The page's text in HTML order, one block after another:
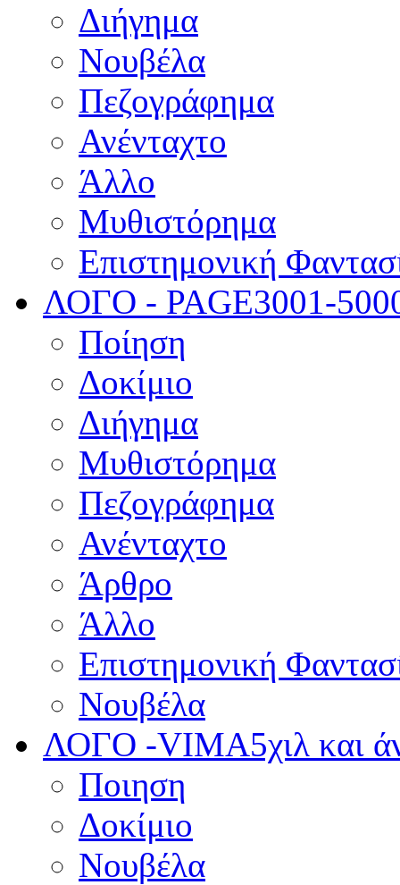
Διήγημα
Νουβέλα
Πεζογράφημα
Ανένταχτο
Άλλο
Μυθιστόρημα
Επιστημονική
ΛΟΓΟ - PAGE3001-
Ποίηση
Δοκίμιο
Διήγημα
Μυθιστόρημα
Πεζογράφημα
Ανένταχτο
Άρθρο
Άλλο
Επιστημονική
Νουβέλα
ΛΟΓΟ -VIMA5χιλ και
Ποιηση
Δοκίμιο
Νουβέλα